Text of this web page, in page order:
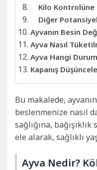
Kilo Kontrolüne
Diğer
Ayvanın Besin
Ayva Nasıl
Ayva Hangi
Kapanış
Bu makalede,
beslenmenize nasıl
sağlığına,
ele alarak, sağlıklı
Ayva Nedir?